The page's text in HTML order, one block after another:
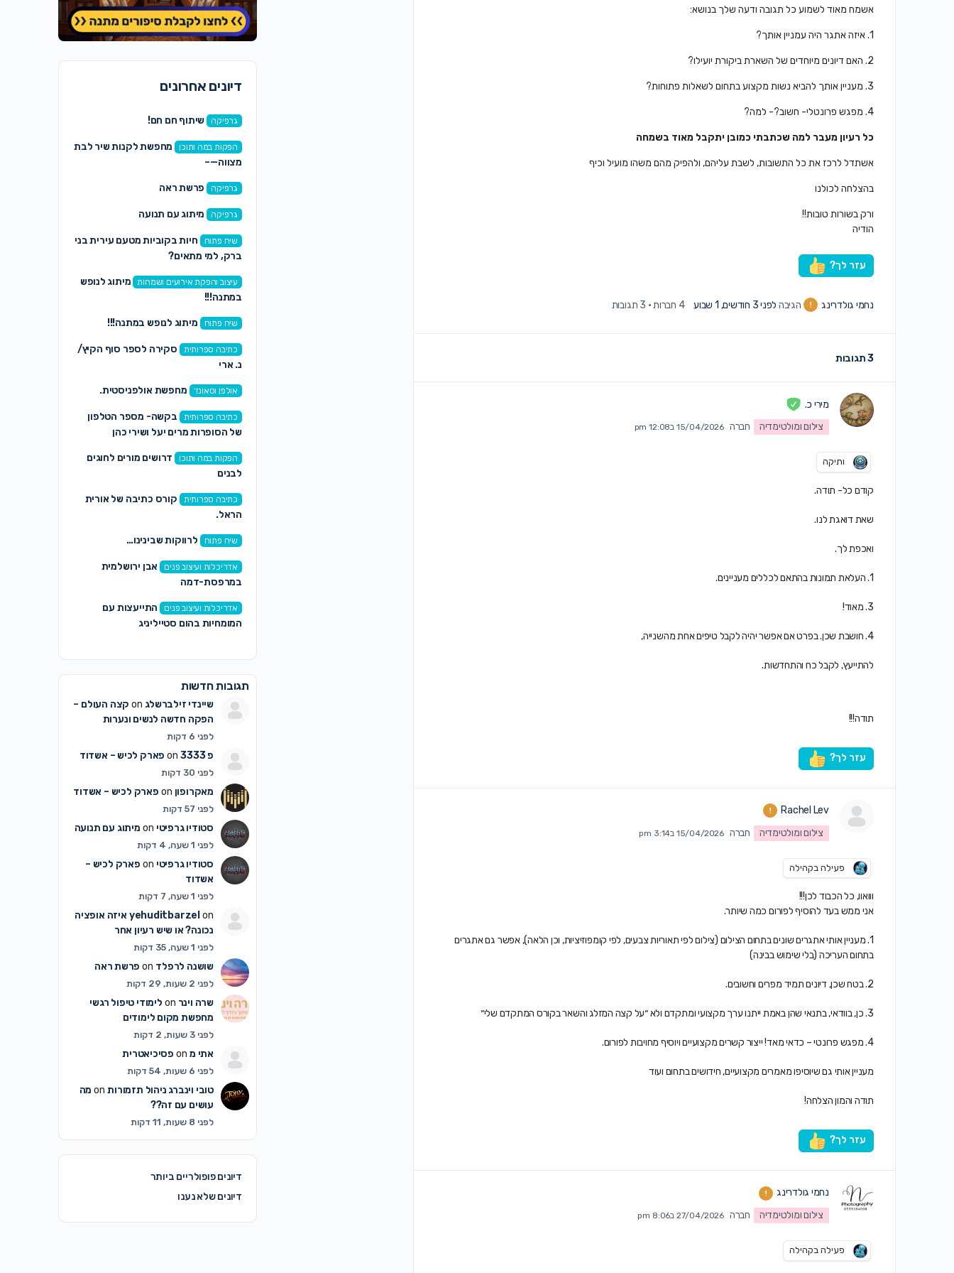
אשמח מאוד לשמוע כל תגובה ודעה שלך בנושא:
1. איזה אתגר היה עמניין אותך?
2. האם דיונים מיוחדים של השארת ביקורת יועילו?
3. מעניין אותך להביא נשות מקצוע בתחום לשאלות פתוחות?
4. מפגש פרונטלי- חשוב?- למה?
כל רעיון מעבר למה שכתבתי כמובן יתקבל מאוד בשמחה
אשתדל לרכז את כל התשובות, לשבת עליהם, ולהפיק מהם משהו מועיל וכיף
בהצלחה לכולנו
ורק בשורות טובות!!
הודיה
עזר לך?
נחמי גולדרינג הגיבה לפני 3 חודשים, 1 שבוע 4 חברות · 3 תגובות
3 תגובות
מירי כ.
צילום ומולטימדיה
חברה 15/04/2026 ב12:08 pm
ותיקה
קודם כל- תודה.
שאת דואגת לנו.
ואכפת לך.
1. העלאת תמונות בהתאם לכללים מעניינים.
3. מאוד!
4. חושבת שכן. בפרט אם אפשר יהיה לקבל טיפים אחת מהשנייה,
להתייעץ, לקבל כח והתחדשות.
תודה!!!
עזר לך?
Rachel Lev
צילום ומולטימדיה
חברה 15/04/2026 ב3:14 pm
פעילה בקהילה
ווואוו, כל הכבוד לכן!!!
אני ממש בעד להוסיף לפורום כמה שיותר.
1. מעניין אותי אתגרים שונים בתחום הצילום (צילום לפי תאוריות צבעים, לפי קומפוזיציות, וכן הלאה), אפשר גם אתגרים
בתחום העריכה (בלי שימוש בבינה)
2. בטח שכן, דיונים תמיד מפרים וחשובים.
3. כן, בוודאי, בתנאי שהן באמת ייתנו ערך מקצועי ומתקדם ולא ״על קצה המזלג והשאר בקורס המתקדם שלי״
4. מפגש פרונטי – כדאי מאד! ייצור קשרים מקצועיים ויוסיף מחויבות לפורום.
מעניין אותי גם שיוסיפו מאמרים מקצועיים, חידושים בתחום ועוד
תודה והמון הצלחה!
עזר לך?
נחמי גולדרינג
צילום ומולטימדיה
חברה 27/04/2026 ב8:06 pm
פעילה בקהילה
דיונים אחרונים
גרפיקה שיתוף חם חם!
הפקות במה ותוכן
מחפשת לקנות שיר לבת
מצווה—–
גרפיקה פרשת ראה
גרפיקה מיתוג עם תנועה
שיח פתוח
חיות בקוביות מטעם עירית בני
ברק, למי מתאים?
עיצוב והפקת אירועים ושמחות
מיתוג לנופש
במתנה!!!
שיח פתוח מיתוג לנופש במתנה!!!
כתיבה ספרותית
סקירה לספר סוף הקיץ/
נ. ארי
אולפן וסאונד מחפשת אולפניסטית.
כתיבה ספרותית
בקשה- מספר הטלפון
של הסופרות מרים יעל ושירי כהן
הפקות במה ותוכן
דרושים מורים לחוגים
לבנים
כתיבה ספרותית
קורס כתיבה של אורית
הראל.
שיח פתוח לרווקות שבינינו…
אדריכלות ועיצוב פנים
אבן ירושלמית
במרפסת-דמה
אדריכלות ועיצוב פנים
התייעצות עם
המומחיות בהום סטייליניג
תגובות חדשות
שיינדי זילברשלג
קצה העולם –
הפקה חדשה לנשים ונערות
לפני 6 דקות
פ 3333 on פארק לכיש – אשדוד
לפני 30 דקות
מאקרופון פארק לכיש – אשדוד
לפני 57 דקות
סטודיו גרפיטי מיתוג עם תנועה
לפני 1 שעה, 4 דקות
סטודיו גרפיטי
פארק לכיש –
אשדוד
לפני 1 שעה, 7 דקות
yehuditbarzel on
איזה אופציה
נכונה? או שיש רעיון אחר
לפני 1 שעה, 35 דקות
שושנה לרפלד פרשת ראה
לפני 2 שעות, 29 דקות
שרה וינר
לימודי טיפול רגשי
מחפשת מקום לימודים
לפני 3 שעות, 2 דקות
אתי מon פסיכיאטרית
לפני 6 שעות, 54 דקות
טובי וינברג ניהול תזמורותon
מה
עושים עם זה??
לפני 8 שעות, 11 דקות
דיונים פופולריים ביותר
דיונים שלא נענו